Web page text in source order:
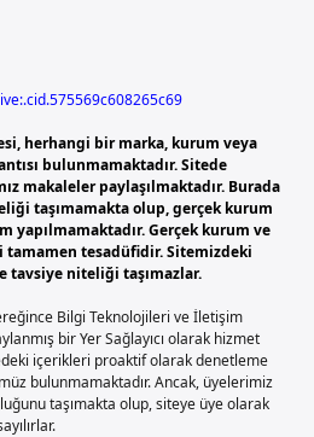
herhangi bir marka, kurum veya
bulunmamaktadır. Sitede
makaleler paylaşılmaktadır. Burada
taşımamakta olup, gerçek kurum
yapılmamaktadır. Gerçek kurum ve
tesadüfidir. Sitemizdeki
niteliği taşımazlar.
Bilgi Teknolojileri ve İletişim
bir Yer Sağlayıcı olarak hizmet
içerikleri proaktif olarak denetleme
bulunmamaktadır. Ancak, üyelerimiz
taşımakta olup, siteye üye olarak